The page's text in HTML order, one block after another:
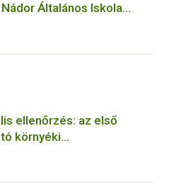
Általános Iskola
ellenőrzés: az első
környéki